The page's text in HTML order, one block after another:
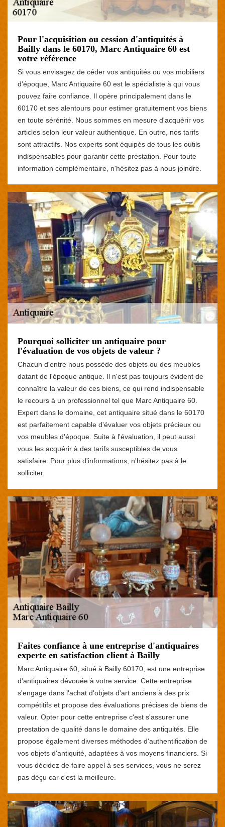
Pour l'acquisition ou cession d'antiquités à
Bailly dans le 60170, Marc Antiquaire 60 est
votre référence
Si vous envisagez de céder vos antiquités ou vos mobiliers
d'époque, Marc Antiquaire 60 est le spécialiste à qui vous
pouvez faire confiance. Il opère principalement dans le
60170 et ses alentours pour estimer gratuitement vos biens
en toute sérénité. Nous sommes en mesure d'acquérir vos
articles selon leur valeur authentique. En outre, nos tarifs
sont attractifs. Nos experts sont équipés de tous les outils
indispensables pour garantir cette prestation. Pour toute
information complémentaire, n'hésitez pas à nous joindre.
Pourquoi solliciter un antiquaire pour
l'évaluation de vos objets de valeur ?
Chacun d'entre nous possède des objets ou des meubles
datant de l'époque antique. Il n'est pas toujours évident de
connaître la valeur de ces biens, ce qui rend indispensable
le recours à un professionnel tel que Marc Antiquaire 60.
Expert dans le domaine, cet antiquaire situé dans le 60170
est parfaitement capable d'évaluer vos objets précieux ou
vos meubles d'époque. Suite à l'évaluation, il peut aussi
vous les acquérir à des tarifs susceptibles de vous
satisfaire. Pour plus d'informations, n'hésitez pas à le
solliciter.
Faites confiance à une entreprise d'antiquaires
experte en satisfaction client à Bailly
Marc Antiquaire 60, situé à Bailly 60170, est une entreprise
d'antiquaires dévouée à votre service. Cette entreprise
s'engage dans l'achat d'objets d'art anciens à des prix
compétitifs et propose des évaluations précises de biens de
valeur. Opter pour cette entreprise c'est s'assurer une
prestation de qualité dans le domaine des antiquités. Elle
propose également diverses méthodes d'authentification de
vos objets d'antiquité, adaptées à vos moyens financiers. Si
vous décidez de faire appel à ses services, vous ne serez
pas déçu car c'est la meilleure.